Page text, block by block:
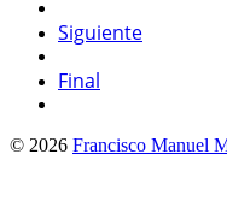
Siguiente
Final
© 2026 Francisco Manuel